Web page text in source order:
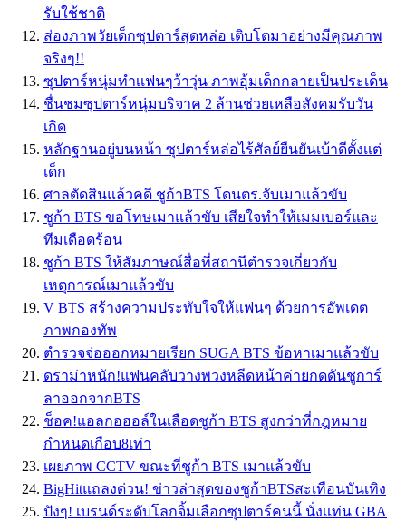
รับใช้ชาติ
ส่องภาพวัยเด็กซุปตาร์สุดหล่อ เติบโตมาอย่างมีคุณภาพ
จริงๆ!!
ซุปตาร์หนุ่มทำเเฟนๆว้าวุ่น ภาพอุ้มเด็กกลายเป็นประเด็น
ชื่นชมซุปตาร์หนุ่มบริจาค 2 ล้านช่วยเหลือสังคมรับวัน
เกิด
หลักฐานอยู่บนหน้า ซุปตาร์หล่อไร้ศัลย์ยืนยันเบ้าดีตั้งเเต่
เด็ก
ศาลตัดสินแล้วคดี ชูก้าBTS โดนตร.จับเมาแล้วขับ
ชูก้า BTS ขอโทษเมาแล้วขับ เสียใจทำให้เมมเบอร์และ
ทีมเดือดร้อน
ชูก้า BTS ให้สัมภาษณ์สื่อที่สถานีตำรวจเกี่ยวกับ
เหตุการณ์เมาแล้วขับ
V BTS สร้างความประทับใจให้แฟนๆ ด้วยการอัพเดต
ภาพกองทัพ
ตำรวจจ่อออกหมายเรียก SUGA BTS ข้อหาเมาแล้วขับ
ดราม่าหนัก!แฟนคลับวางพวงหลีดหน้าค่ายกดดันชูการ์
ลาออกจากBTS
ช็อค!แอลกอฮอล์ในเลือดชูก้า BTS สูงกว่าที่กฎหมาย
กำหนดเกือบ8เท่า
เผยภาพ CCTV ขณะที่ชูก้า BTS เมาแล้วขับ
BigHitแถลงด่วน! ข่าวล่าสุดของชูก้าBTSสะเทือนบันเทิง
ปังๆ! เบรนด์ระดับโลกจิ้มเลือกซุปตาร์คนนี้ นั่งเเท่น GBA